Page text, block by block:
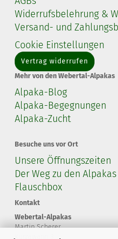
Widerrufsbelehrung &
Versand- und
Cookie Einstellungen
Vertrag widerrufen
Mehr von den Webertal-Alpakas
Alpaka-Blog
Alpaka-Begegnungen
Alpaka-Zucht
Besuche uns vor Ort
Unsere Öffnungszeiten
Der Weg zu den
Flauschbox
Kontakt
Webertal-Alpakas
Martin Scherer
Kurzawann 3